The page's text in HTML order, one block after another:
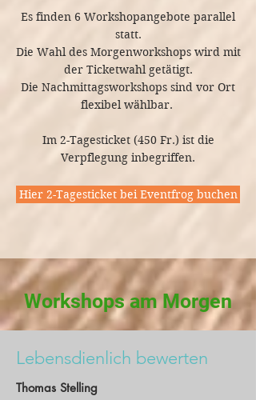
Es finden 6 Workshopangebote parallel
statt.
Die Wahl des Morgenworkshops wird mit
der Ticketwahl getätigt.
Die Nachmittagsworkshops sind vor Ort
flexibel wählbar.
Im 2-Tagesticket (450 Fr.) ist die
Verpflegung inbegriffen.
Hier 2-Tagesticket bei Eventfrog buchen
Workshops am Morgen
Lebensdienlich bewerten
Thomas Stelling